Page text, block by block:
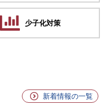
少子化対策
新着情報の一覧